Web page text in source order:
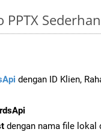
dengan ID Klien,
dengan nama file lokal